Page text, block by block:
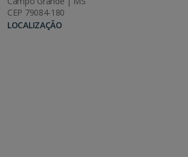
CEP 79084-180
LOCALIZAÇÃO